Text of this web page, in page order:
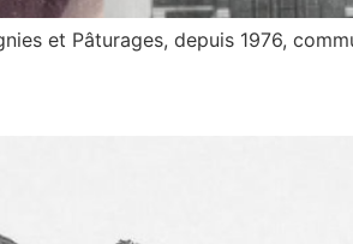
et Pâturages, depuis 1976,